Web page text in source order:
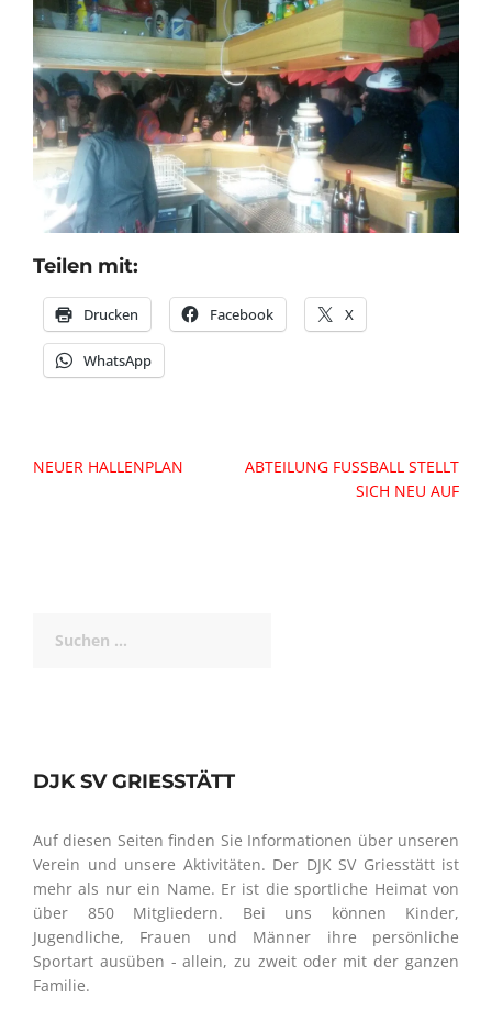
Teilen mit:
Drucken Facebook X
WhatsApp
Beitragsnavigation
NEUER HALLENPLAN
ABTEILUNG FUSSBALL STELLT S
ICH NEU AUF
nach:
DJK SV GRIESSTÄTT
Auf diesen Seiten finden Sie Informationen über unseren
Verein und unsere Aktivitäten. Der DJK SV Griesstätt ist
mehr als nur ein Name. Er ist die sportliche Heimat von
über 850 Mitgliedern. Bei uns können Kinder,
Jugendliche, Frauen und Männer ihre persönliche
Sportart ausüben - allein, zu zweit oder mit der ganzen
Familie.